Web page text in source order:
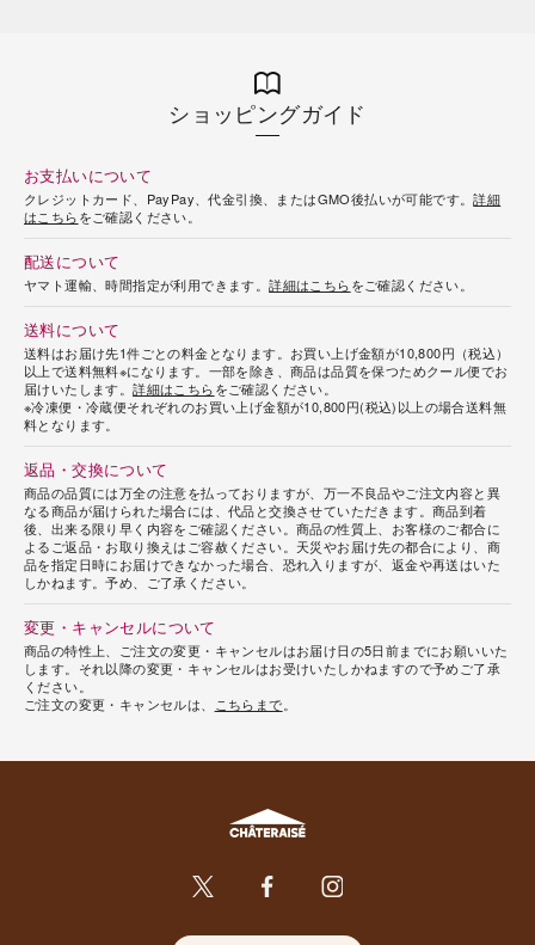
ショッピングガイド
お支払いについて
クレジットカード、PayPay、代金引換、またはGMO後払いが可能です。詳細
はこちらをご確認ください。
配送について
ヤマト運輸、時間指定が利用できます。詳細はこちらをご確認ください。
送料について
送料はお届け先1件ごとの料金となります。お買い上げ金額が10,800円（税込）
以上で送料無料※になります。一部を除き、商品は品質を保つためクール便でお
届けいたします。詳細はこちらをご確認ください。
※冷凍便・冷蔵便それぞれのお買い上げ金額が10,800円(税込)以上の場合送料無
料となります。
返品・交換について
商品の品質には万全の注意を払っておりますが、万一不良品やご注文内容と異
なる商品が届けられた場合には、代品と交換させていただきます。商品到着
後、出来る限り早く内容をご確認ください。商品の性質上、お客様のご都合に
よるご返品・お取り換えはご容赦ください。天災やお届け先の都合により、商
品を指定日時にお届けできなかった場合、恐れ入りますが、返金や再送はいた
しかねます。予め、ご了承ください。
変更・キャンセルについて
商品の特性上、ご注文の変更・キャンセルはお届け日の5日前までにお願いいた
します。それ以降の変更・キャンセルはお受けいたしかねますので予めご了承
ください。
ご注文の変更・キャンセルは、
こちらまで
岳や末広がりを意味す
つ時」という意味を込
雄大な八ヶ岳山麓の自
る、こだわりのスイー
さい。
Indonesia
Malaysia
Vietnam